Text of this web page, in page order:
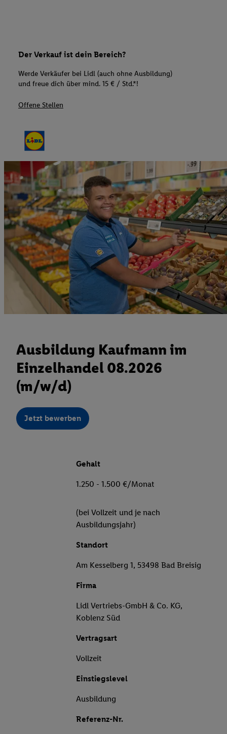
Der Verkauf ist dein Bereich?
Werde Verkäufer bei Lidl (auch ohne Ausbildung)
und freue dich über mind. 15 € / Std.*!
Offene Stellen
Ausbildung Kaufmann im
Einzelhandel 08.2026
(m/w/d)
Jetzt bewerben
Gehalt
1.250 - 1.500 €/Monat
(bei Vollzeit und je nach
Ausbildungsjahr)
Standort
Am Kesselberg 1, 53498 Bad Breisig
Firma
Lidl Vertriebs-GmbH & Co. KG,
Koblenz Süd
Vertragsart
Vollzeit
Einstiegslevel
Ausbildung
Referenz-Nr.